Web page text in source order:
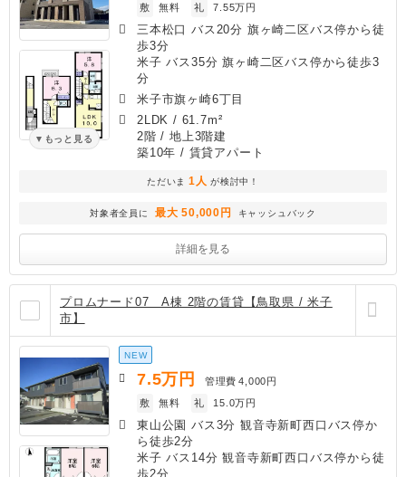
もっと見る
敷
無料 礼 7.55万円
三本松口 バス20分 旗ヶ崎二区バス停から徒
歩3分
米子 バス35分 旗ヶ崎二区バス停から徒歩3
分
米子市旗ヶ崎6丁目
2LDK / 61.7m²
2階 / 地上3階建
築10年 / 賃貸アパート
ただいま 1人 が検討中！
対象者全員に 最大 50,000円 キャッシュバック
詳細を見る
プロムナード07 A棟 2階の賃貸【鳥取県 / 米子
市】
NEW
7.5万円 管理費 4,000円
敷
無料 礼 15.0万円
東山公園 バス3分 観音寺新町西口バス停か
ら徒歩2分
米子 バス14分 観音寺新町西口バス停から徒
歩2分